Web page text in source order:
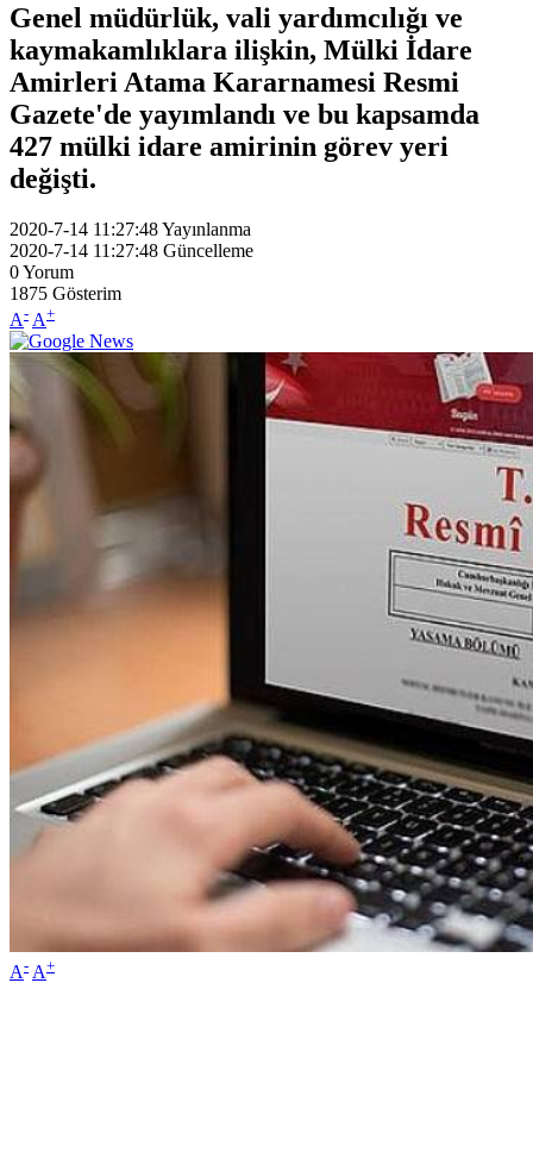
Genel müdürlük, vali yardımcılığı ve
kaymakamlıklara ilişkin, Mülki İdare
Amirleri Atama Kararnamesi Resmi
Gazete'de yayımlandı ve bu kapsamda
427 mülki idare amirinin görev yeri
değişti.
2020-7-14 11:27:48Yayınlanma
2020-7-14 11:27:48 Güncelleme
0Yorum
1875 Gösterim
A- A+
A- A+